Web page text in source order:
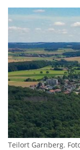
Teilort Garnberg.